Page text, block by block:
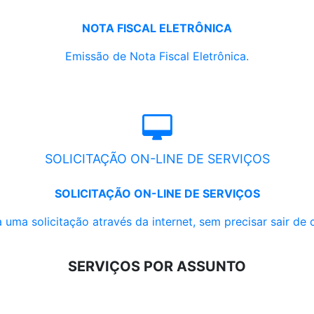
NOTA FISCAL ELETRÔNICA
Emissão de Nota Fiscal Eletrônica.
SOLICITAÇÃO ON-LINE DE SERVIÇOS
SOLICITAÇÃO ON-LINE DE SERVIÇOS
uma solicitação através da internet, sem precisar sair de
SERVIÇOS POR ASSUNTO